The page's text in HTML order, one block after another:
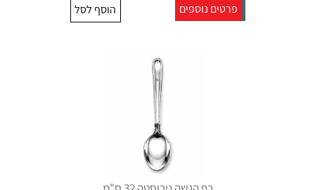
פרטים נוספים הוסף לסל